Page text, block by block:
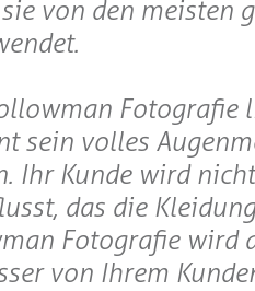
von den meisten
Fotografie
sein volles
Ihr Kunde wird
das die
Fotografie wird
von Ihrem